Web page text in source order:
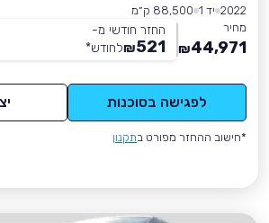
2022 יד 1
88,500 ק״מ
מחיר
44,971
₪
החזר חודשי מ-
521
₪לחודש*
לפגישה בסוכנות
*חישוב ההחזר מפורט בתקנון